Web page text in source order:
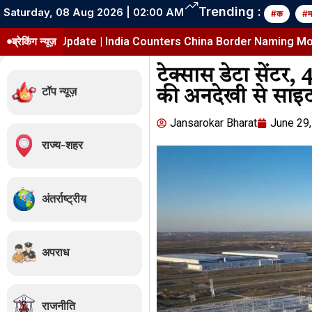
Saturday, 08 Aug 2026 | 02:00 AM Trending : #क #म
ब्रेकिंग न्यूज़
Update | India Counters China Border Naming Move
टॉप न्यूज़
राज्य-शहर
अंतर्राष्ट्रीय
अपराध
राजनीति
टेक्सास डेटा सेंटर,
की अनदेखी से
Jansarokar Bharat June